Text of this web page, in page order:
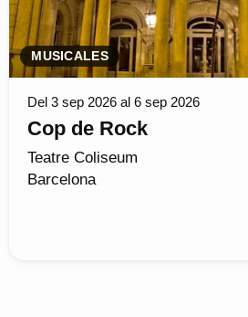
MUSICALES
Del 3 sep 2026 al 6 sep 2026
Cop de Rock
Teatre Coliseum
Barcelona